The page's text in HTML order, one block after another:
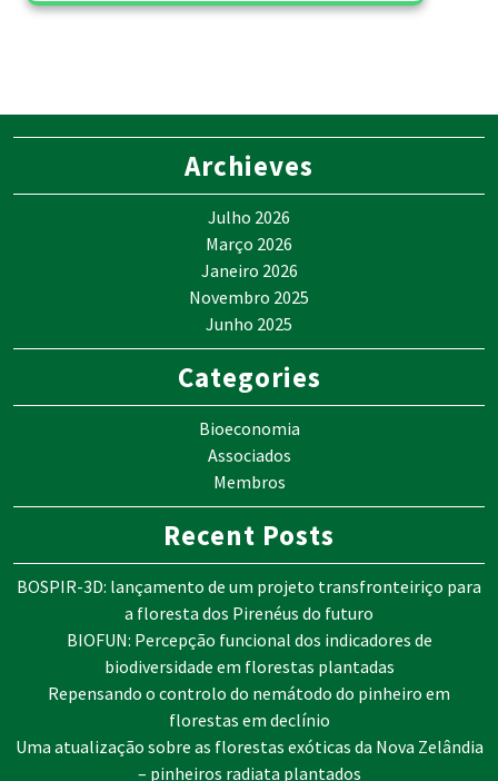
Archieves
Julho 2026
Março 2026
Janeiro 2026
Novembro 2025
Junho 2025
Categories
Bioeconomia
Associados
Membros
Recent Posts
BOSPIR-3D: lançamento de um projeto transfronteiriço para
a floresta dos Pirenéus do futuro
BIOFUN: Percepção funcional dos indicadores de
biodiversidade em florestas plantadas
Repensando o controlo do nemátodo do pinheiro em
florestas em declínio
Uma atualização sobre as florestas exóticas da Nova Zelândia
– pinheiros radiata plantados